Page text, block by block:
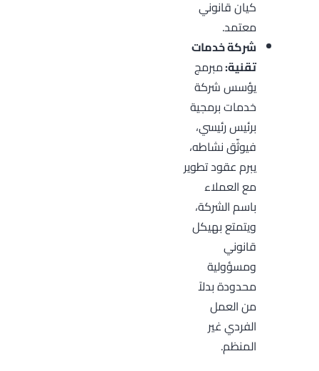
كيان قانوني
معتمد.
شركة خدمات
تقنية:مبرمج
يؤسس شركة
خدمات برمجية
برئيس رئيسي،
فيوثّق نشاطه،
يبرم عقود تطوير
مع العملاء
باسم الشركة،
ويتمتع بهيكل
قانوني
ومسؤولية
محدودة بدلاً
من العمل
الفردي غير
المنظم.